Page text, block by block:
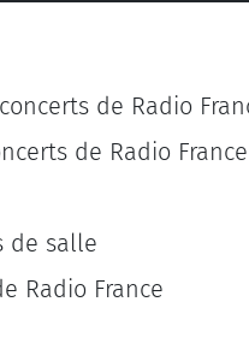
de Radio
de Radio France
de salle
Radio France